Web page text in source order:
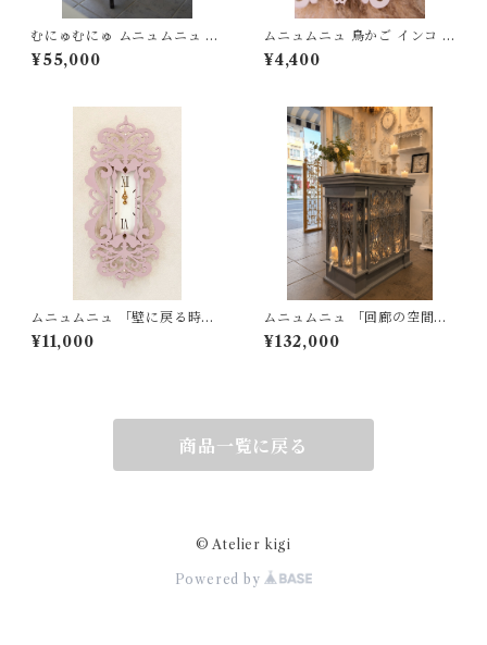
むにゅむにゅ ムニュムニュ 押
さえ付き 譜面台 譜面立 エレガ
ント シャビー シャビーシック
¥55,000
ムニュムニュ 鳥かご インコ シ
ャビー シャビーシック 白 ホワ
イト ウオールデコ
¥4,400
ムニュムニュ 「壁に戻る時」
むにゅむにゅ 掛時計 時計 エレ
ガント アイアン風 コンセント
¥11,000
ムニュムニュ 「回廊の空間」
ナポレオン シェルフ 本棚 キャ
ビネット
¥132,000
商品一覧に戻る
© Atelier kigi
Powered by